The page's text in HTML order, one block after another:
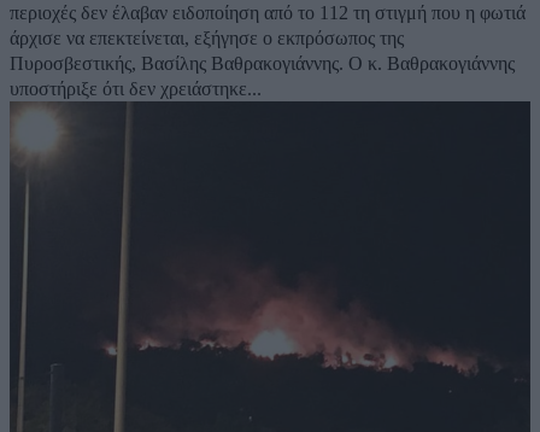
περιοχές δεν έλαβαν ειδοποίηση από το 112 τη στιγμή που η φωτιά
άρχισε να επεκτείνεται, εξήγησε ο εκπρόσωπος της
Πυροσβεστικής, Βασίλης Βαθρακογιάννης. Ο κ. Βαθρακογιάννης
υποστήριξε ότι δεν χρειάστηκε...